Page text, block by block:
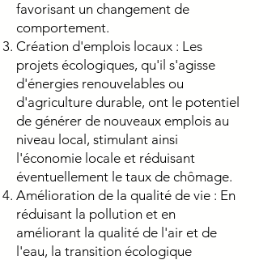
favorisant un changement de
comportement.
Création d'emplois locaux : Les
projets écologiques, qu'il s'agisse
d'énergies renouvelables ou
d'agriculture durable, ont le potentiel
de générer de nouveaux emplois au
niveau local, stimulant ainsi
l'économie locale et réduisant
éventuellement le taux de chômage.
Amélioration de la qualité de vie : En
réduisant la pollution et en
améliorant la qualité de l'air et de
l'eau, la transition écologique